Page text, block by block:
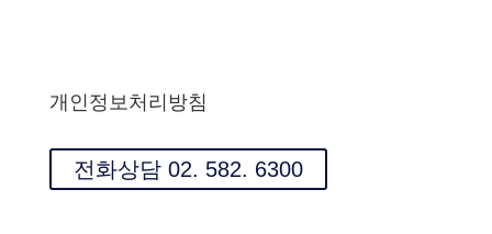
개인정보처리방침
전화상담 02. 582. 6300